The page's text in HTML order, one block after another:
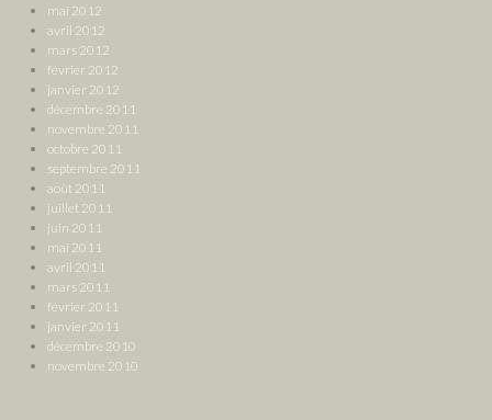
mai 2012
avril 2012
mars 2012
février 2012
janvier 2012
décembre 2011
novembre 2011
octobre 2011
septembre 2011
août 2011
juillet 2011
juin 2011
mai 2011
avril 2011
mars 2011
février 2011
janvier 2011
décembre 2010
novembre 2010